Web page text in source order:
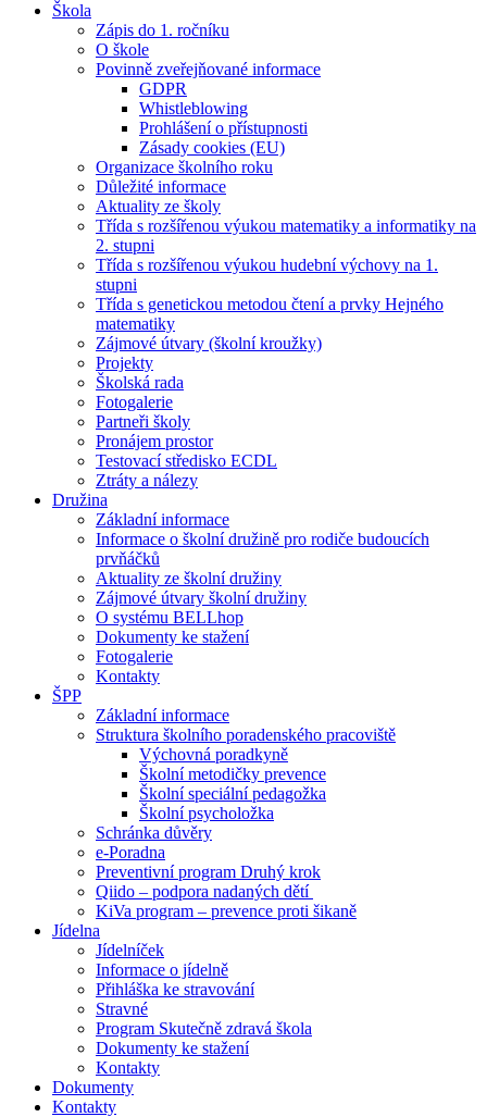
Škola
Zápis do 1. ročníku
O škole
Povinně zveřejňované informace
GDPR
Whistleblowing
Prohlášení o přístupnosti
Zásady cookies (EU)
Organizace školního roku
Důležité informace
Aktuality ze školy
Třída s rozšířenou výukou matematiky a informatiky na
2. stupni
Třída s rozšířenou výukou hudební výchovy na 1.
stupni
Třída s genetickou metodou čtení a prvky Hejného
matematiky
Zájmové útvary (školní kroužky)
Projekty
Školská rada
Fotogalerie
Partneři školy
Pronájem prostor
Testovací středisko ECDL
Ztráty a nálezy
Družina
Základní informace
Informace o školní družině pro rodiče budoucích
prvňáčků
Aktuality ze školní družiny
Zájmové útvary školní družiny
O systému BELLhop
Dokumenty ke stažení
Fotogalerie
Kontakty
ŠPP
Základní informace
Struktura školního poradenského pracoviště
Výchovná poradkyně
Školní metodičky prevence
Školní speciální pedagožka
Školní psycholožka
Schránka důvěry
e-Poradna
Preventivní program Druhý krok
Qiido – podpora nadaných dětí
KiVa program – prevence proti šikaně
Jídelna
Jídelníček
Informace o jídelně
Přihláška ke stravování
Stravné
Program Skutečně zdravá škola
Dokumenty ke stažení
Kontakty
Dokumenty
Kontakty